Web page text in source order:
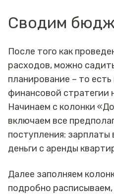
Сводим
После того как
расходов, можно
планирование – то
финансовой
Начинаем с колонки
включаем все
поступления: зарплаты
деньги с аренды
Далее заполняем
подробно расписываем,